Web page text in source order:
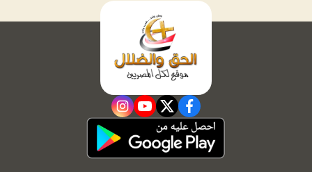
facebook
twitter
youtube
instagram